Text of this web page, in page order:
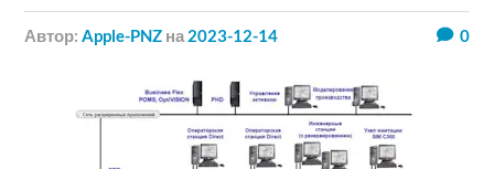
Автор:Apple-PNZ на 2023-12-14 0